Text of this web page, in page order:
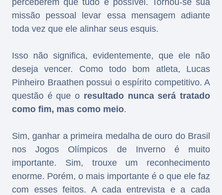
missão pessoal levar essa mensagem adiante
toda vez que ele alinhar seus esquis.
Isso não significa, evidentemente, que ele não
deseja vencer. Como todo bom atleta, Lucas
Pinheiro Braathen possui o espírito competitivo. A
questão é que o resultado nunca será tratado
como fim, mas como meio.
Sim, ganhar a primeira medalha de ouro do Brasil
nos Jogos Olímpicos de Inverno é muito
importante. Sim, trouxe um reconhecimento
enorme. Porém, o mais importante é o que ele faz
com esses feitos. A cada entrevista e a cada